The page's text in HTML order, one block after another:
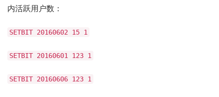
内活跃用户数：
SETBIT 20160602 15 1
SETBIT 20160601 123 1
SETBIT 20160606 123 1